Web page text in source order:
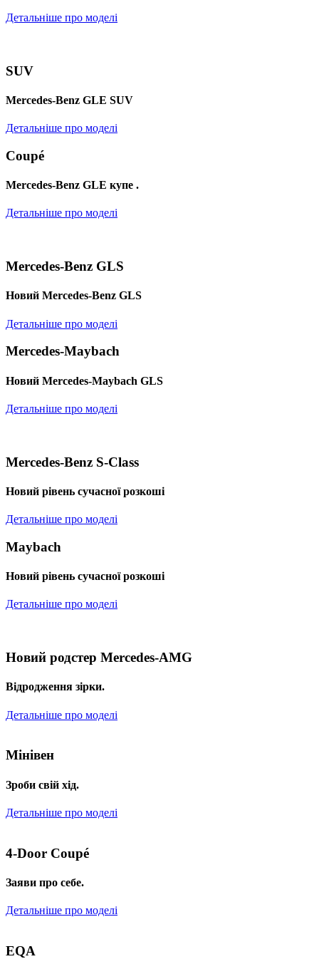
Детальніше про моделі
SUV
Mercedes-Benz GLE SUV
Детальніше про моделі
Coupé
Mercedes-Benz GLE купе .
Детальніше про моделі
Mercedes-Benz GLS
Новий Mercedes-Benz GLS
Детальніше про моделі
Mercedes-Maybach
Новий Mercedes-Maybach GLS
Детальніше про моделі
Mercedes-Benz S-Class
Новий рівень сучасної розкоші
Детальніше про моделі
Maybach
Новий рівень сучасної розкоші
Детальніше про моделі
Новий родстер Mercedes-AMG
Відродження зірки.
Детальніше про моделі
Мінівен
Зроби свій хід.
Детальніше про моделі
4-Door Coupé
Заяви про себе.
Детальніше про моделі
EQA